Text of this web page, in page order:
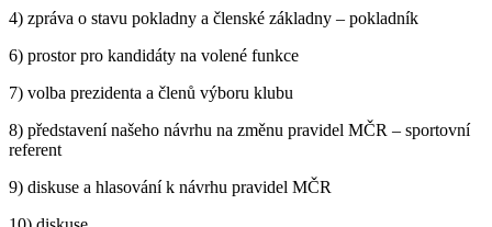
4) zpráva o stavu pokladny a členské základny – pokladník
6) prostor pro kandidáty na volené funkce
7) volba prezidenta a členů výboru klubu
8) představení našeho návrhu na změnu pravidel MČR – sportovní
referent
9) diskuse a hlasování k návrhu pravidel MČR